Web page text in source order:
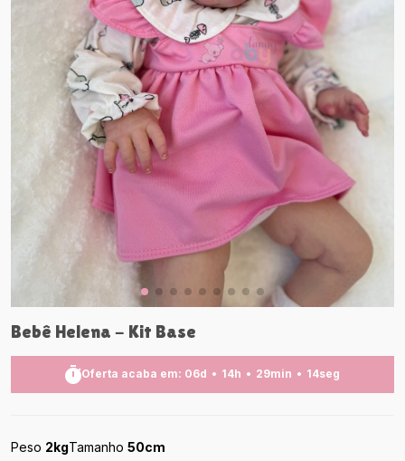
Bebê Helena - Kit Base
Oferta acaba em: 06d 14h 29min 12seg
Peso 2kgTamanho 50cm